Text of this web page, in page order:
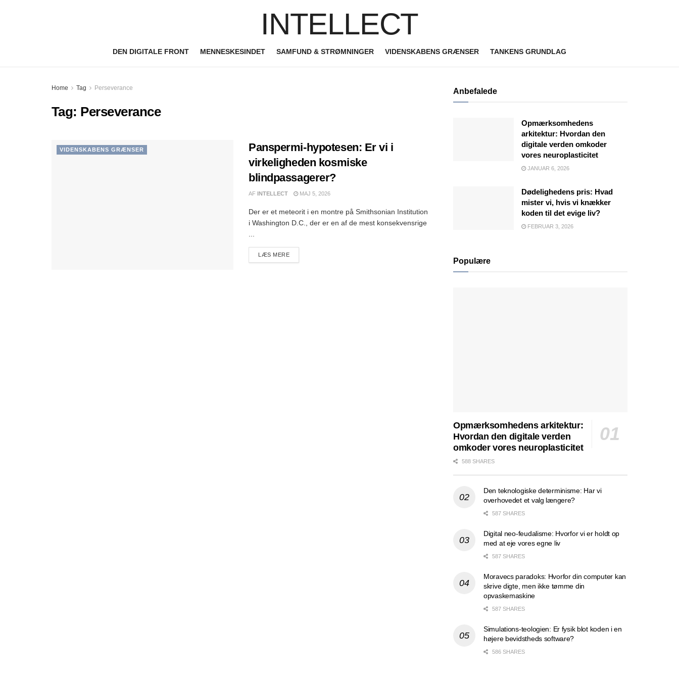
INTELLECT
DEN DIGITALE FRONT MENNESKESINDET SAMFUND & STRØMNINGER VIDENSKABENS GRÆNSER TANKENS GRUNDLAG
Home Tag Perseverance
Tag: Perseverance
VIDENSKABENS GRÆNSER
Panspermi-hypotesen: Er vi i
virkeligheden kosmiske
blindpassagerer?
AF INTELLECT MAJ 5, 2026
Der er et meteorit i en montre på Smithsonian Institution
i Washington D.C., der er en af de mest konsekvensrige
LÆS MEREDETAILS
Anbefalede
Opmærksomhedens
arkitektur: Hvordan den
digitale verden omkoder
vores neuroplasticitet
JANUAR 6, 2026
Dødelighedens pris: Hvad
mister vi, hvis vi knækker
koden til det evige liv?
FEBRUAR 3, 2026
Populære
Opmærksomhedens arkitektur:
Hvordan den digitale verden
omkoder vores neuroplasticitet
588 SHARES
Den teknologiske determinisme: Har vi
overhovedet et valg længere?
587 SHARES
Digital neo-feudalisme: Hvorfor vi er holdt op
med at eje vores egne liv
587 SHARES
Moravecs paradoks: Hvorfor din computer kan
skrive digte, men ikke tømme din
opvaskemaskine
587 SHARES
Simulations-teologien: Er fysik blot koden i en
højere bevidstheds software?
586 SHARES